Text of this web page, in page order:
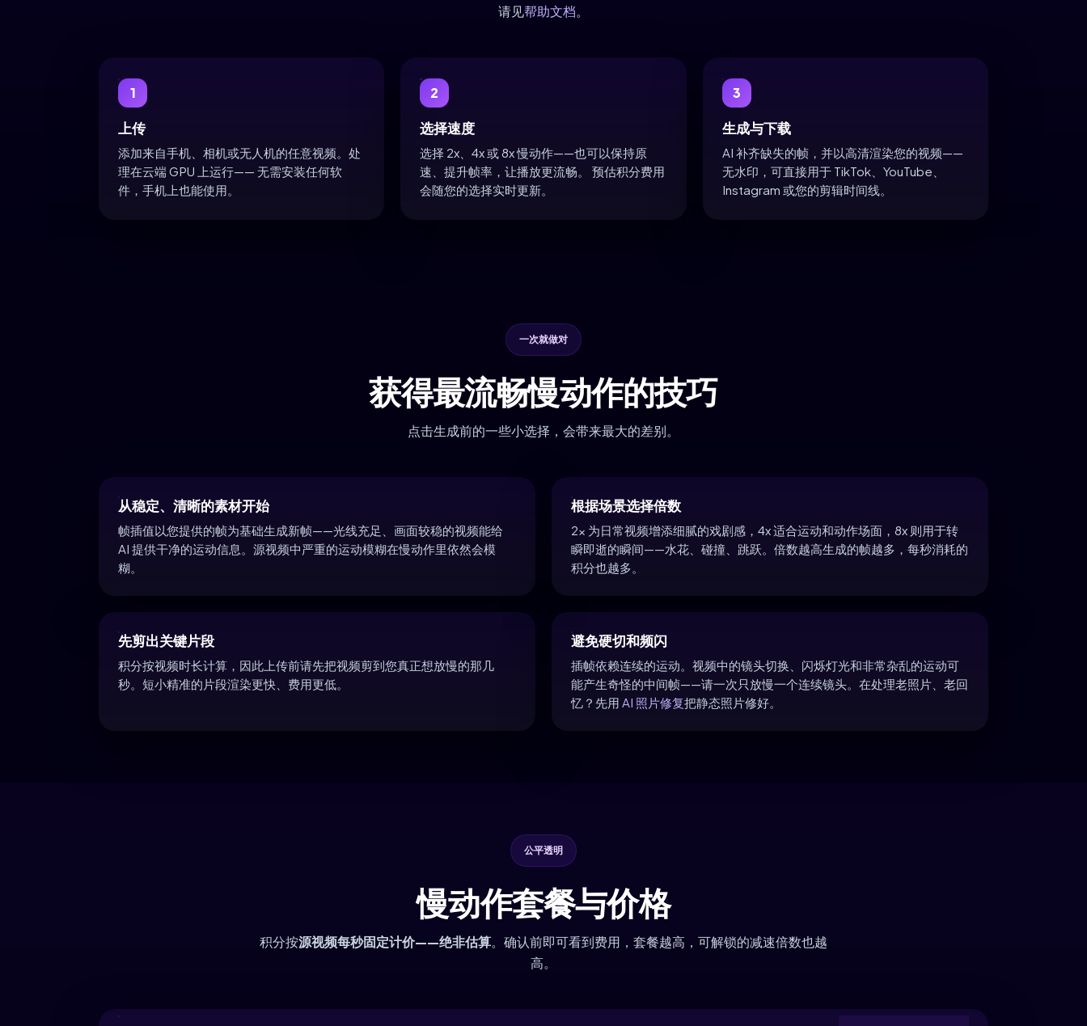
请见帮助文档。
1
上传
添加来自手机、相机或无人机的任意视频。处
理在云端 GPU 上运行—— 无需安装任何软
件，手机上也能使用。
2
选择速度
选择 2x、4x 或 8x 慢动作——也可以保持原
速、提升帧率，让播放更流畅。 预估积分费用
会随您的选择实时更新。
3
生成与下载
AI 补齐缺失的帧，并以高清渲染您的视频——
无水印，可直接用于 TikTok、YouTube、
Instagram 或您的剪辑时间线。
一次就做对
获得最流畅慢动作的技巧
点击生成前的一些小选择，会带来最大的差别。
从稳定、清晰的素材开始
帧插值以您提供的帧为基础生成新帧——光线充足、画面较稳的视频能给
AI 提供干净的运动信息。源视频中严重的运动模糊在慢动作里依然会模
糊。
根据场景选择倍数
2x 为日常视频增添细腻的戏剧感，4x 适合运动和动作场面，8x 则用于转
瞬即逝的瞬间——水花、碰撞、跳跃。倍数越高生成的帧越多，每秒消耗的
积分也越多。
先剪出关键片段
积分按视频时长计算，因此上传前请先把视频剪到您真正想放慢的那几
秒。短小精准的片段渲染更快、费用更低。
避免硬切和频闪
插帧依赖连续的运动。视频中的镜头切换、闪烁灯光和非常杂乱的运动可
能产生奇怪的中间帧——请一次只放慢一个连续镜头。在处理老照片、老回
忆？先用 AI 照片修复把静态照片修好。
公平透明
慢动作套餐与价格
积分按源视频每秒固定计价——绝非估算。确认前即可看到费用，套餐越高，可解锁的减速倍数也越
高。